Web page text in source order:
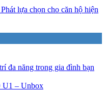
lựa chọn cho căn hộ hiện
đa năng trong gia đình bạn
– Unbox